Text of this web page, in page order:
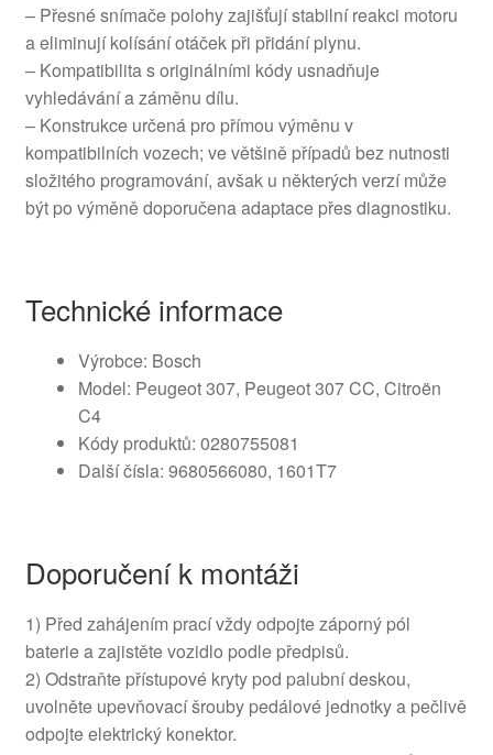
– Přesné snímače polohy zajišťují stabilní reakci motoru
a eliminují kolísání otáček při přidání plynu.
– Kompatibilita s originálními kódy usnadňuje
vyhledávání a záměnu dílu.
– Konstrukce určená pro přímou výměnu v
kompatibilních vozech; ve většině případů bez nutnosti
složitého programování, avšak u některých verzí může
být po výměně doporučena adaptace přes diagnostiku.
Technické informace
Výrobce: Bosch
Model: Peugeot 307, Peugeot 307 CC, Citroën
C4
Kódy produktů: 0280755081
Další čísla: 9680566080, 1601T7
Doporučení k montáži
1) Před zahájením prací vždy odpojte záporný pól
baterie a zajistěte vozidlo podle předpisů.
2) Odstraňte přístupové kryty pod palubní deskou,
uvolněte upevňovací šrouby pedálové jednotky a pečlivě
odpojte elektrický konektor.